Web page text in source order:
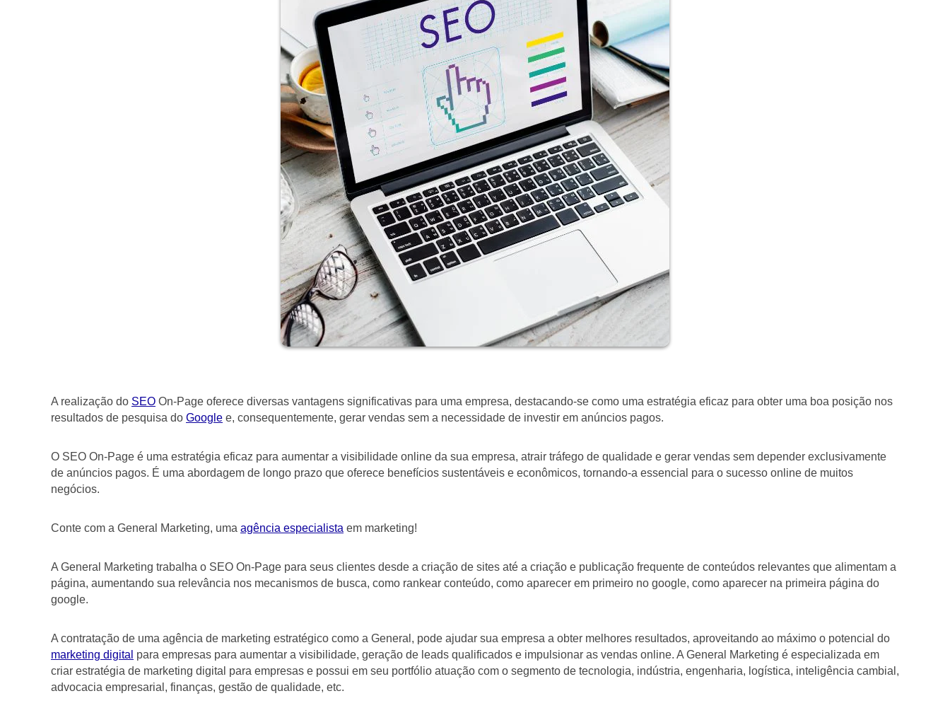
A realização do SEO On-Page oferece diversas vantagens significativas para uma empresa, destacando-se como uma estratégia eficaz para obter uma boa posição nos
resultados de pesquisa do Google e, consequentemente, gerar vendas sem a necessidade de investir em anúncios pagos.
O SEO On-Page é uma estratégia eficaz para aumentar a visibilidade online da sua empresa, atrair tráfego de qualidade e gerar vendas sem depender exclusivamente
de anúncios pagos. É uma abordagem de longo prazo que oferece benefícios sustentáveis e econômicos, tornando-a essencial para o sucesso online de muitos
negócios.
Conte com a General Marketing, uma agência especialista em marketing!
A General Marketing trabalha o SEO On-Page para seus clientes desde a criação de sites até a criação e publicação frequente de conteúdos relevantes que alimentam a
página, aumentando sua relevância nos mecanismos de busca, como rankear conteúdo, como aparecer em primeiro no google, como aparecer na primeira página do
google.
A contratação de uma agência de marketing estratégico como a General, pode ajudar sua empresa a obter melhores resultados, aproveitando ao máximo o potencial do
marketing digital para empresas para aumentar a visibilidade, geração de leads qualificados e impulsionar as vendas online. A General Marketing é especializada em
criar estratégia de marketing digital para empresas e possui em seu portfólio atuação com o segmento de tecnologia, indústria, engenharia, logística, inteligência cambial,
advocacia empresarial, finanças, gestão de qualidade, etc.